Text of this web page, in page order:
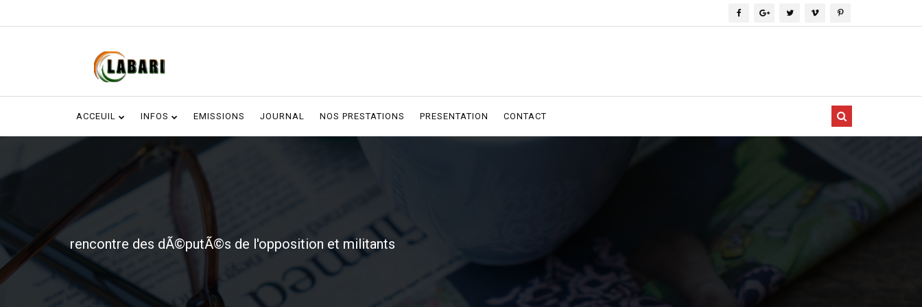
ACCEUIL INFOS EMISSIONS JOURNAL NOS PRESTATIONS PRESENTATION CONTACT
rencontre des dÃ©putÃ©s de l'opposition et militants